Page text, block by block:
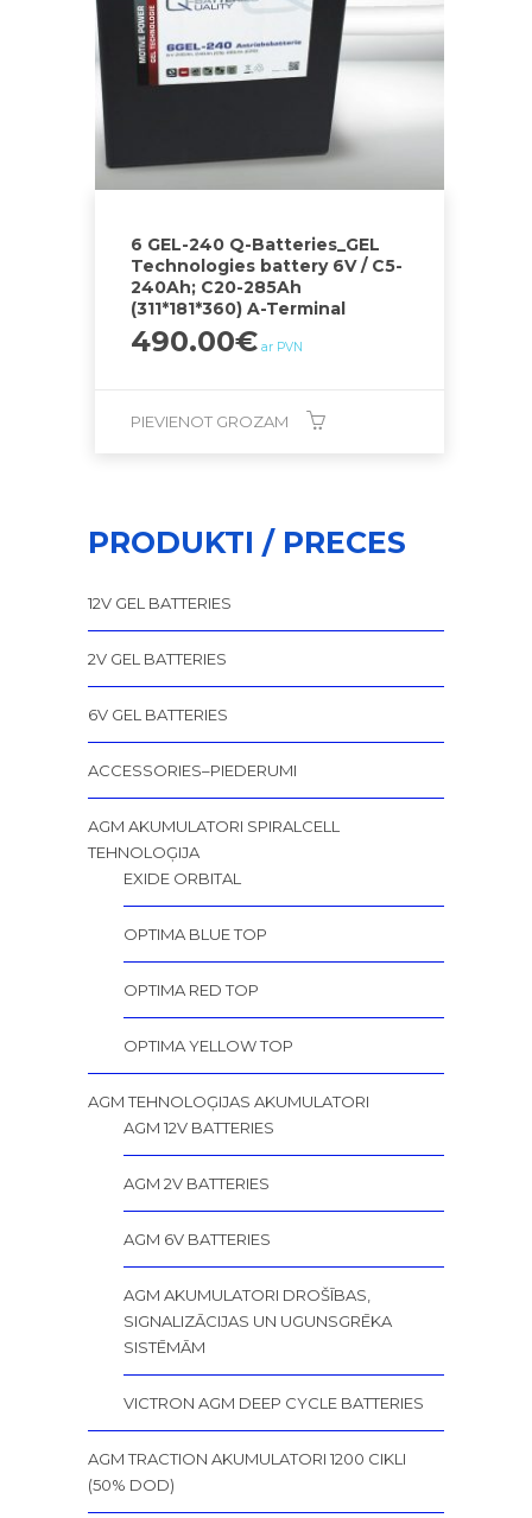
6 GEL-240 Q-Batteries_GEL
Technologies battery 6V / C5-
240Ah; C20-285Ah
(311*181*360) A-Terminal
490.00€ ar PVN
PIEVIENOT GROZAM
PRODUKTI / PRECES
12V GEL BATTERIES
2V GEL BATTERIES
6V GEL BATTERIES
ACCESSORIES–PIEDERUMI
AGM AKUMULATORI SPIRALCELL
TEHNOLOĢIJA
EXIDE ORBITAL
OPTIMA BLUE TOP
OPTIMA RED TOP
OPTIMA YELLOW TOP
AGM TEHNOLOĢIJAS AKUMULATORI
AGM 12V BATTERIES
AGM 2V BATTERIES
AGM 6V BATTERIES
AGM AKUMULATORI DROŠĪBAS,
SIGNALIZĀCIJAS UN UGUNSGRĒKA
SISTĒMĀM
VICTRON AGM DEEP CYCLE BATTERIES
AGM TRACTION AKUMULATORI 1200 CIKLI
(50% DOD)